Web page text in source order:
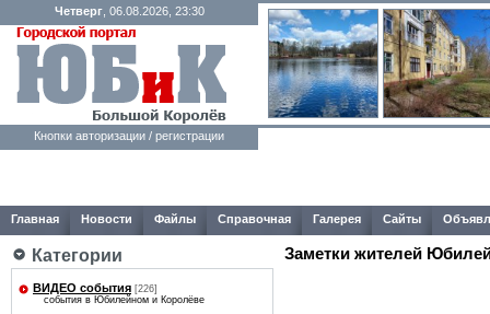
Четверг, 06.08.2026, 23:30
Кнопки авторизации / регистрации
Главная Новости Файлы Справочная Галерея Сайты
Категории
ВИДЕО события [226]
события в Юбилейном и Королёве
Заметки жителей